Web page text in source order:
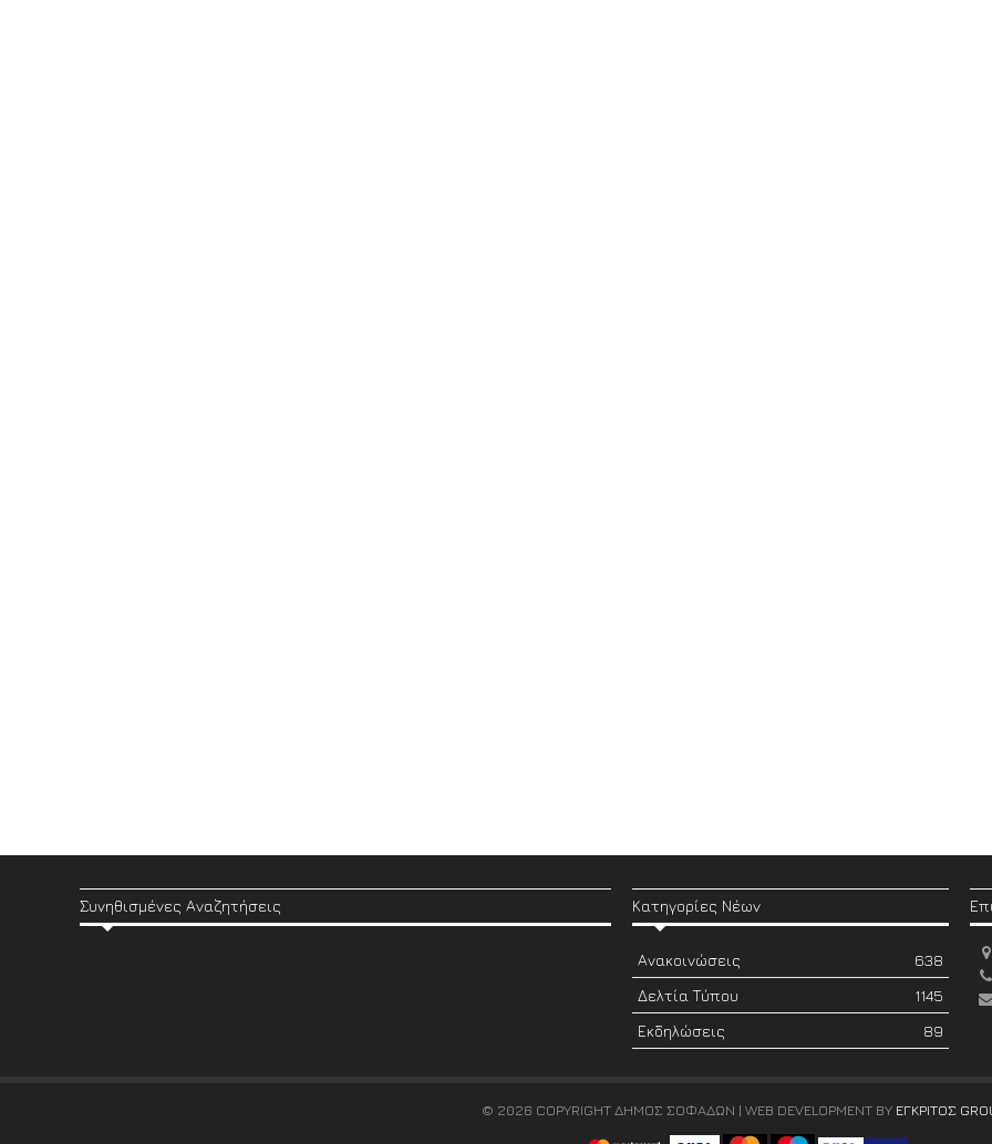
Συνηθισμένες Αναζητήσεις Κατηγορίες Νέων
Ανακοινώσεις
638
Δελτία Τύπου
1145
Εκδηλώσεις
89
© 2026 COPYRIGHT ΔΗΜΟΣ ΣΟΦΑΔΩΝ | WEB DEVELOPMENT BY ΕΓΚΡΙΤΟΣ